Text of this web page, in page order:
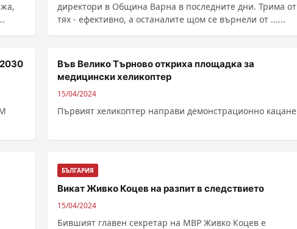
директори в Община Варна в последните дни. Трима от
тях - ефективно, а останалите щом се върнели от ......
Във Велико Търново откриха площадка за
медицински хеликоптер
15/04/2024
Първият хеликоптер направи демонстрационно кацане
БЪЛГАРИЯ
Викат Живко Коцев на разпит в следствието
15/04/2024
Бившият главен секретар на МВР Живко Коцев е